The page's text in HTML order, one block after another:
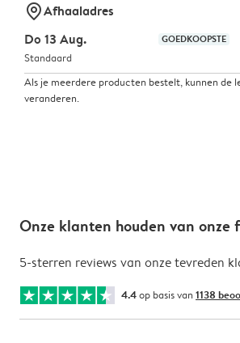
marker-pinAfhaaladres
Do 13 Aug.
GOEDKOOPSTE
Standaard
Als je meerdere producten bestelt, kunnen de
veranderen.
Onze klanten houden van onze
5-sterren reviews van onze tevreden
4.4op basis van 1138